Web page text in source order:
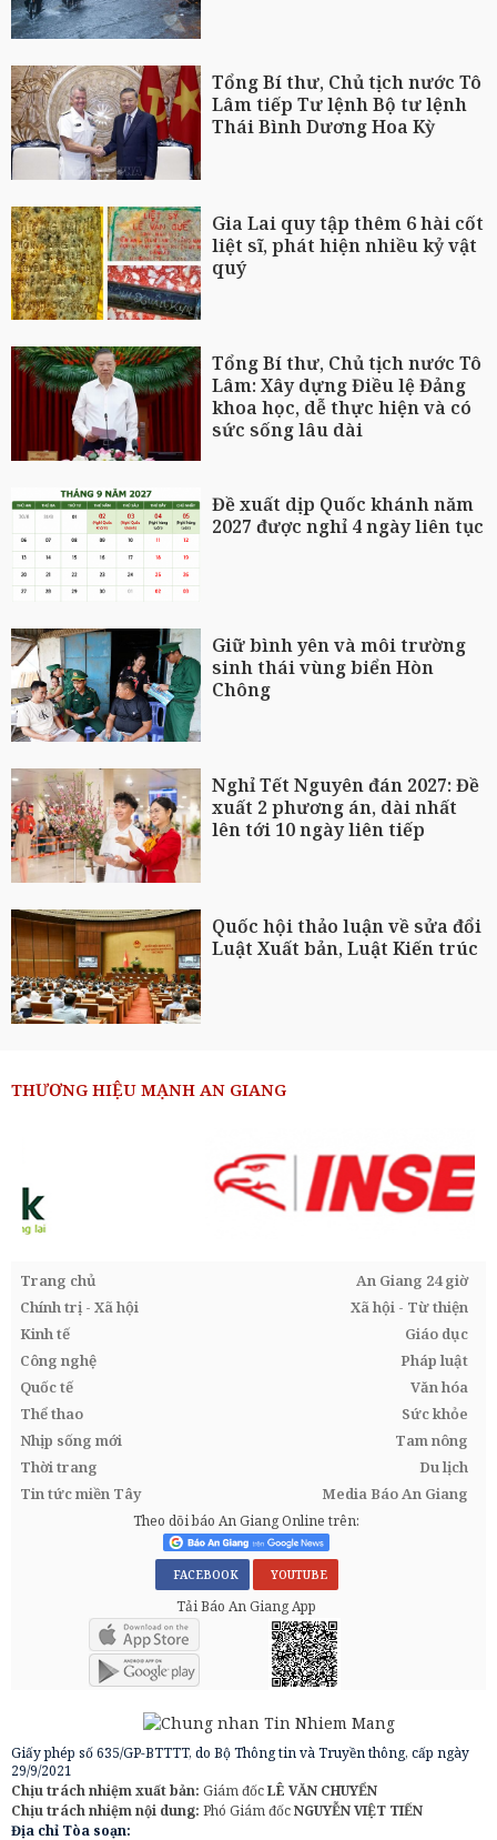
Tổng Bí thư, Chủ tịch nước Tô
Lâm tiếp Tư lệnh Bộ tư lệnh
Thái Bình Dương Hoa Kỳ
Gia Lai quy tập thêm 6 hài cốt
liệt sĩ, phát hiện nhiều kỷ vật
quý
Tổng Bí thư, Chủ tịch nước Tô
Lâm: Xây dựng Điều lệ Đảng
khoa học, dễ thực hiện và có
sức sống lâu dài
Đề xuất dịp Quốc khánh năm
2027 được nghỉ 4 ngày liên tục
Giữ bình yên và môi trường
sinh thái vùng biển Hòn
Chông
Nghỉ Tết Nguyên đán 2027: Đề
xuất 2 phương án, dài nhất
lên tới 10 ngày liên tiếp
Quốc hội thảo luận về sửa đổi
Luật Xuất bản, Luật Kiến trúc
THƯƠNG HIỆU MẠNH AN GIANG
Trang chủ
An Giang 24 giờ
Chính trị - Xã hội
Xã hội - Từ thiện
Kinh tế
Giáo dục
Công nghệ
Pháp luật
Quốc tế
Văn hóa
Thể thao
Sức khỏe
Nhịp sống mới
Tam nông
Thời trang
Du lịch
Tin tức miền Tây
Media Báo An Giang
Theo dõi báo An Giang Online trên:
FACEBOOK YOUTUBE
Tải Báo An Giang App
Giấy phép số 635/GP-BTTTT, do Bộ Thông tin và Truyền thông, cấp ngày
29/9/2021
Chịu trách nhiệm xuất bản: Giám đốcLÊ VĂN CHUYỂN
Chịu trách nhiệm nội dung: Phó Giám đốcNGUYỄN VIỆT TIẾN
Địa chỉ Tòa soạn: